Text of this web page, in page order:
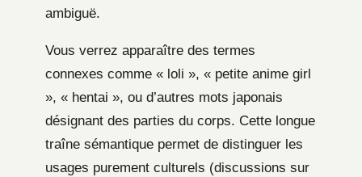
ambiguë.
Vous verrez apparaître des termes
connexes comme « loli », « petite anime girl
», « hentai », ou d’autres mots japonais
désignant des parties du corps. Cette longue
traîne sémantique permet de distinguer les
usages purement culturels (discussions sur